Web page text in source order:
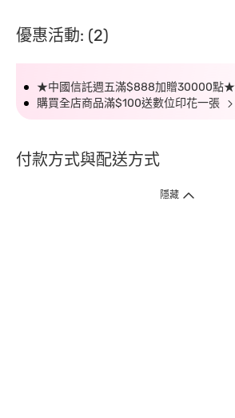
優惠活動: (2)
★中國信託週五滿$888加贈30000點★
購買全店商品滿$100送數位印花一張
付款方式與配送方式
隱藏